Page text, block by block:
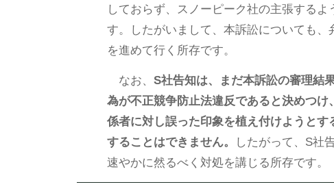
しておらず、スノーピーク社の主張する
す。したがいまして、本訴訟についても
を進めて行く所存です。
なお、 S社告知は、まだ本訴訟の審理結
為が不正競争防止法違反であると決めつ
係者に対し誤った印象を植え付けようと
することはできません。
したがって、S社
速やかに然るべく対処を講じる所存です。